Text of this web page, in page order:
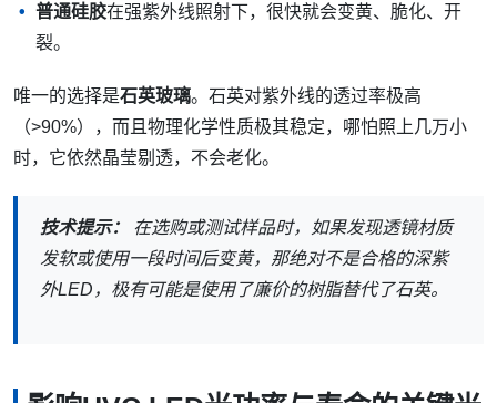
普通硅胶在强紫外线照射下，很快就会变黄、脆化、开
裂。
唯一的选择是石英玻璃。石英对紫外线的透过率极高
（>90%），而且物理化学性质极其稳定，哪怕照上几万小
时，它依然晶莹剔透，不会老化。
技术提示：
在选购或测试样品时，如果发现透镜材质
发软或使用一段时间后变黄，那绝对不是合格的深紫
外LED，极有可能是使用了廉价的树脂替代了石英。